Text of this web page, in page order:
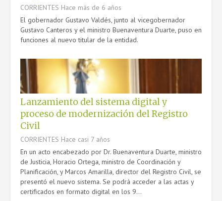
CORRIENTES Hace más de 6 años
El gobernador Gustavo Valdés, junto al vicegobernador
Gustavo Canteros y el ministro Buenaventura Duarte, puso en
funciones al nuevo titular de la entidad.
Lanzamiento del sistema digital y
proceso de modernización del Registro
Civil
CORRIENTES Hace casi 7 años
En un acto encabezado por Dr. Buenaventura Duarte, ministro
de Justicia, Horacio Ortega, ministro de Coordinación y
Planificación, y Marcos Amarilla, director del Registro Civil, se
presentó el nuevo sistema. Se podrá acceder a las actas y
certificados en formato digital en los 9...